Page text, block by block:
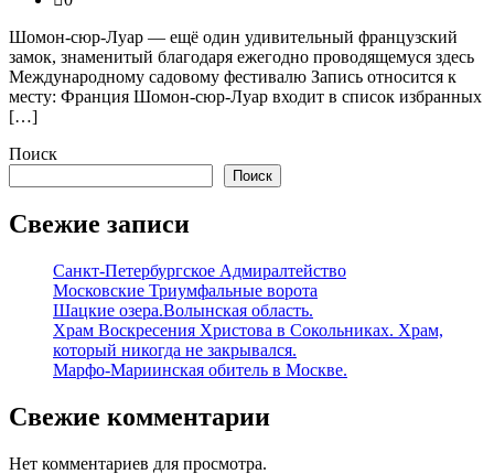
Шомон-сюр-Луар — ещё один удивительный французский
замок, знаменитый благодаря ежегодно проводящемуся здесь
Международному садовому фестивалю Запись относится к
месту: Франция Шомон-сюр-Луар входит в список избранных
[…]
Поиск
Поиск
Свежие записи
Санкт-Петербургское Адмиралтейство
Московские Триумфальные ворота
Шацкие озера.Волынская область.
Храм Воскресения Христова в Сокольниках. Храм,
который никогда не закрывался.
Марфо-Мариинская обитель в Москве.
Свежие комментарии
Нет комментариев для просмотра.